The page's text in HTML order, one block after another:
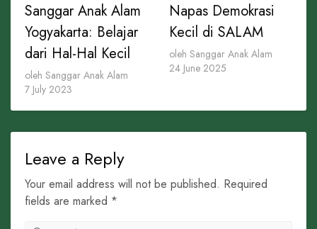
Sanggar Anak Alam
Yogyakarta: Belajar
dari Hal-Hal Kecil
oleh Sanggar Anak Alam
7 July 2023
Napas Demokrasi
Kecil di SALAM
oleh Sanggar Anak Alam
24 June 2025
Leave a Reply
Your email address will not be published. Required
fields are marked *